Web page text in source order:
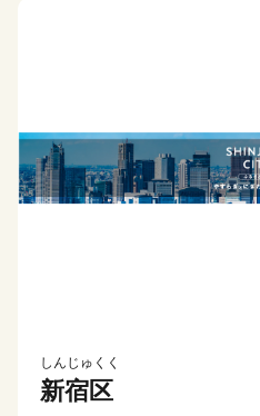
しんじゅくく
新宿区